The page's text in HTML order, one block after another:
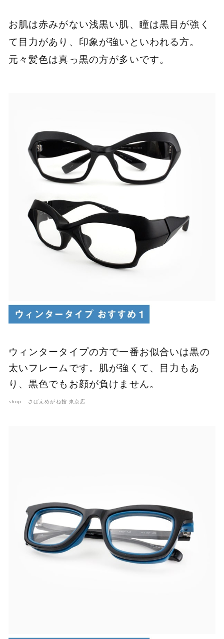
お肌は赤みがない浅黒い肌、瞳は黒目が強く
て目力があり、印象が強いといわれる方。
元々髪色は真っ黒の方が多いです。
ウィンタータイプの方で一番お似合いは黒の
太いフレームです。肌が強くて、目力もあ
り、黒色でもお顔が負けません。
shop : さばえめがね館 東京店